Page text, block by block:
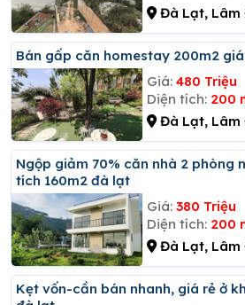
Đà Lạt, Lâm
Bán gấp căn homestay 200m2
Giá: 480 Triệu
Diện tích: 200
Đà Lạt, Lâm
Ngộp giảm 70% căn nhà 2 phòng ngủ giá 380triệu diện
tích 160m2 đà lạt
Giá: 380 Triệu
Diện tích: 200
Đà Lạt, Lâm
Kẹt vốn-cần bán nhanh, giá rẻ ở khu vực! nhà mặt tiền